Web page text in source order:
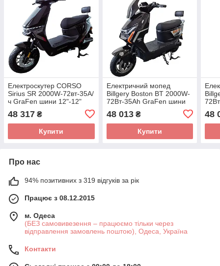
Електроскутер CORSO
Sirius SR 2000W-72вт-35А/
ч GraFen шини 12"-12"
48 317 ₴
Купити
Електричний мопед
Billgery Boston BT 2000W-
72Вт-35Ah GraFen шини
48 013₴
Купити
48
Про нас
94% позитивних з 319 відгуків за рік
Працює з 08.12.2015
м. Одеса
(БЕЗ самовивезення – працюємо тільки через
відправлення замовлень поштою), Одеса, Україна
Контакти